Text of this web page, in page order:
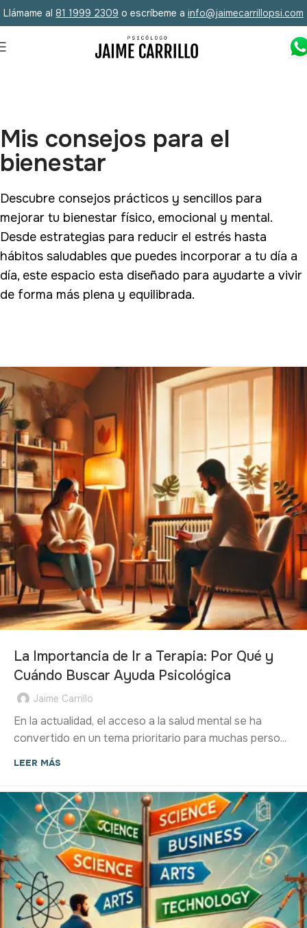
Llámame al 81 1999 2309 o escríbeme a info@jaimecarrillopsi.com
Mis consejos para el
bienestar
Descubre consejos prácticos y sencillos para
mejorar tu bienestar físico, emocional y mental.
Desde estrategias para reducir el estrés hasta
hábitos saludables que puedes incorporar a tu día a
día, este espacio esta diseñado para ayudarte a vivir
de forma más plena y equilibrada.
La Importancia de Ir a Terapia: Por Qué y
Cuándo Buscar Ayuda Psicológica
Jaime Carrillo
En la actualidad, el acceso a la salud mental se ha
convertido en un tema prioritario para muchas perso...
LEER MÁS